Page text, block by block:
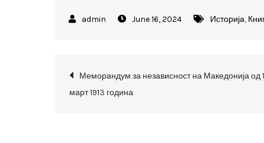
June 16, 2024 Историја,
Post
Меморандум за независност на Македонија од 1
март 1913 година